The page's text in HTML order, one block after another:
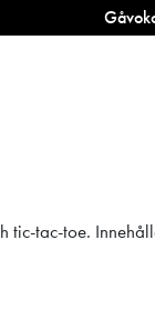
tic-tac-toe.